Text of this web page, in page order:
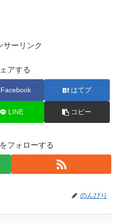
サーリンク
アする
Facebook はてブ
LINE コピー
フォローする
のんびり